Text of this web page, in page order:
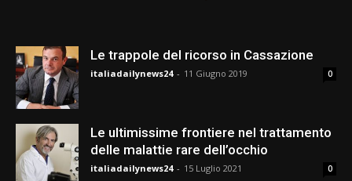
Le trappole del ricorso in Cassazione
italiadailynews24 - 11 Giugno 2019 0
Le ultimissime frontiere nel trattamento
delle malattie rare dell’occhio
italiadailynews24 - 15 Luglio 2021 0